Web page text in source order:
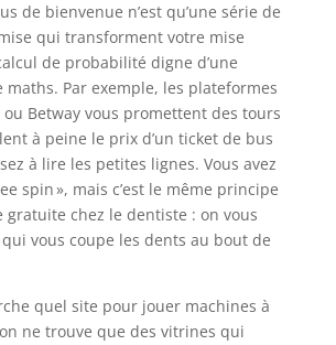
de bienvenue n’est qu’une série de
qui transforment votre mise
de probabilité digne d’une
Par exemple, les plateformes
Betway vous promettent des tours
à peine le prix d’un ticket de bus
à lire les petites lignes. Vous avez
spin », mais c’est le même principe
gratuite chez le dentiste : on vous
vous coupe les dents au bout de
quel site pour jouer machines à
ne trouve que des vitrines qui